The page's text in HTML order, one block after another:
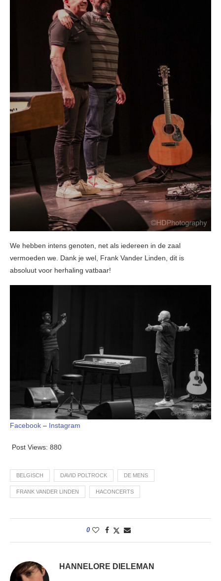
We hebben intens genoten, net als iedereen in de zaal
vermoeden we. Dank je wel, Frank Vander Linden, dit is
absoluut voor herhaling vatbaar!
Facebook – Instagram
Post Views: 880
BELGISCH DAVID POLTROCK DE MENS
FRANK VANDER LINDEN HACONCERTS
0
HANNELORE DIELEMAN